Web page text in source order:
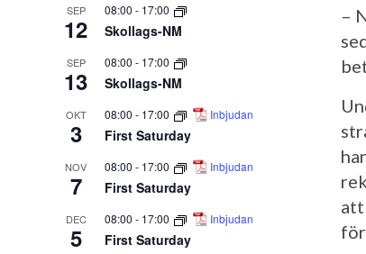
SEP
12
08:00 - 17:00
Skollags-NM
SEP
13
08:00 - 17:00
Skollags-NM
OKT
3
08:00 - 17:00 Inbjudan
First Saturday
NOV
7
08:00 - 17:00 Inbjudan
First Saturday
DEC
5
08:00 - 17:00 Inbjudan
First Saturday
–
att